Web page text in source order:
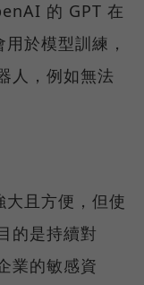
的 GPT 在
於模型訓練，
人，例如無法
且方便，但使
的是持續對
業的敏感資